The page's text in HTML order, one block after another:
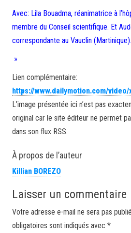
Avec: Lila Bouadma, réanimatrice à
membre du Conseil scientifique. Et
correspondante au Vauclin (Martinique).
»
Lien complémentaire:
https://www.dailymotion.com/video/
L’image présentée ici n’est pas
original car le site éditeur ne permet
dans son flux RSS.
À propos de l’auteur
Killian BOREZO
Laisser un commentaire
Votre adresse e-mail ne sera pas
obligatoires sont indiqués avec *